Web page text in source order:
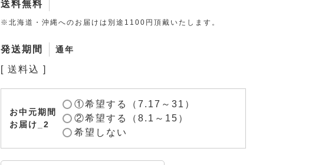
送料無料
※北海道・沖縄へのお届けは別途1100円頂戴いたします。
発送期間 通年
送料込
お中元期間
お届け_2
①希望する（7.17～31）
②希望する（8.1～15）
希望しない